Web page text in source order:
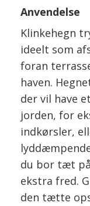
Anvendelse
Klinkehegn
ideelt som
foran
haven.
der vil have
jorden, for
indkørsler,
du bor tæt
ekstra fred.
den tætte